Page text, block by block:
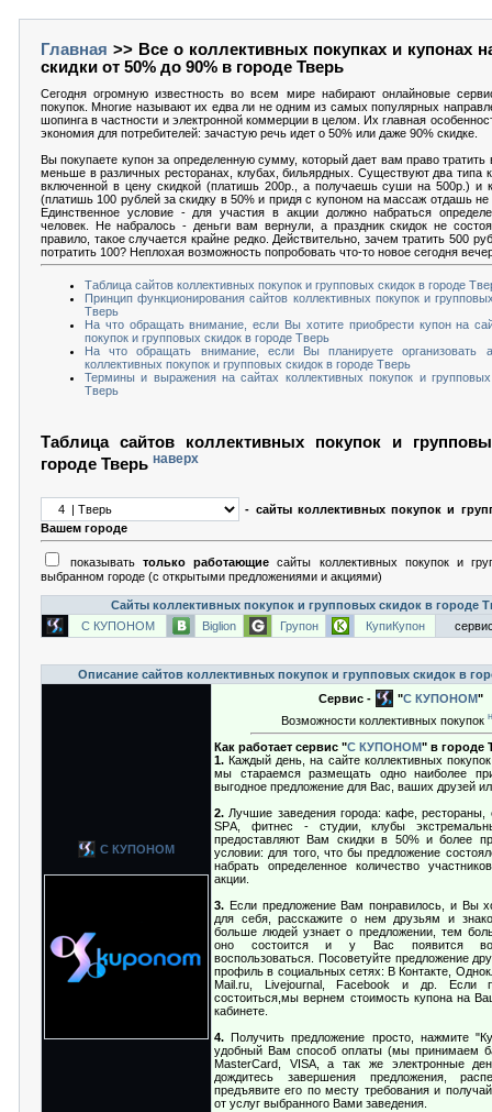
Главная >> Все о коллективных покупках и купонах
скидки от 50% до 90% в городе Тверь
Сегодня огромную известность во всем мире набирают онлайновые
покупок. Многие называют их едва ли не одним из самых популярных
шопинга в частности и электронной коммерции в целом. Их главная
экономия для потребителей: зачастую речь идет о 50% или даже 90% скидке.
Вы покупаете купон за определенную сумму, который дает вам право тратить
меньше в различных ресторанах, клубах, бильярдных. Существуют два типа
включенной в цену скидкой (платишь 200р., а получаешь суши на 500р.) и
(платишь 100 рублей за скидку в 50% и придя с купоном на массаж отдашь не
Единственное условие - для участия в акции должно набраться
человек. Не набралось - деньги вам вернули, а праздник скидок не
правило, такое случается крайне редко. Действительно, зачем тратить 500
потратить 100? Неплохая возможность попробовать что-то новое сегодня
Таблица сайтов коллективных покупок и групповых скидок в городе
Принцип функционирования сайтов коллективных покупок и
Тверь
На что обращать внимание, если Вы хотите приобрести купон на
покупок и групповых скидок в городе Тверь
На что обращать внимание, если Вы планируете организовать
коллективных покупок и групповых скидок в городе Тверь
Термины и выражения на сайтах коллективных покупок и
Тверь
Таблица сайтов коллективных покупок и
городе Тверь наверх
- сайты коллективных покупок и
Вашем городе
показыватьтолько работающие сайты коллективных покупок и
выбранном городе (с открытыми предложениями и акциями)
Сайты коллективных покупок и групповых скидок в городе
С КУПОНОМ
Biglion Групон КупиКупон
Описание сайтов коллективных покупок и групповых скидок в
С КУПОНОМ
Сервис - "С КУПОНОМ"
Возможности коллективных покупок
Как работает сервис "С КУПОНОМ" в городе
1. Каждый день, на сайте коллективных
мы стараемся размещать одно наиболее
выгодное предложение для Вас, ваших друзей
2. Лучшие заведения города: кафе, рестораны,
SРA, фитнес - студии, клубы
предоставляют Вам скидки в 50% и более
условии: для того, что бы предложение
набрать определенное количество
акции.
3. Если предложение Вам понравилось, и Вы
для себя, расскажите о нем друзьям и
больше людей узнает о предложении, тем
оно состоится и у Вас появится
воспользоваться. Посоветуйте предложение
профиль в социальных сетях: В Контакте,
Mail.ru, Livejournal, Facebook и др. Если
состоиться,мы вернем стоимость купона на
кабинете.
4. Получить предложение просто, нажмите
удобный Вам способ оплаты (мы принимаем
MasterCard, VISA, а так же электронные
дождитесь завершения предложения,
предъявите его по месту требования и
от услуг выбранного Вами заведения.